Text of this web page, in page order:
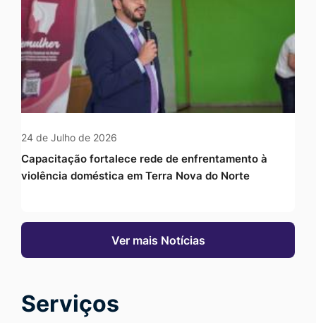
24 de Julho de 2026
Capacitação fortalece rede de enfrentamento à
violência doméstica em Terra Nova do Norte
Ver mais Notícias
Serviços